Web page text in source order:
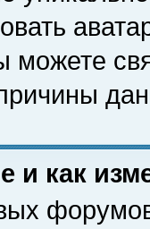
и как